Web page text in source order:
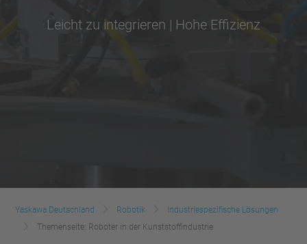
Leicht zu integrieren | Hohe Effizienz
Yaskawa Deutschland Robotik
Industriespezifische Lösungen
Themenseite: Roboter in der Kunststoffindustrie